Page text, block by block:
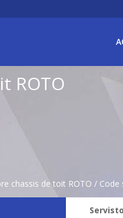
ROTO
chassis de toit ROTO / Code